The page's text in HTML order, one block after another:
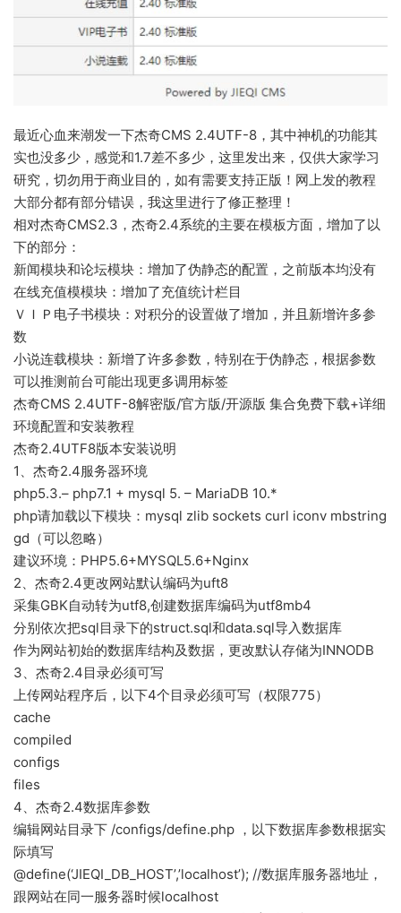
最近心血来潮发一下杰奇CMS 2.4UTF-8，其中神机的功能其
实也没多少，感觉和1.7差不多少，这里发出来，仅供大家学习
研究，切勿用于商业目的，如有需要支持正版！网上发的教程
大部分都有部分错误，我这里进行了修正整理！
相对杰奇CMS2.3，杰奇2.4系统的主要在模板方面，增加了以
下的部分：
新闻模块和论坛模块：增加了伪静态的配置，之前版本均没有
在线充值模模块：增加了充值统计栏目
ＶＩＰ电子书模块：对积分的设置做了增加，并且新增许多参
数
小说连载模块：新增了许多参数，特别在于伪静态，根据参数
可以推测前台可能出现更多调用标签
杰奇CMS 2.4UTF-8解密版/官方版/开源版 集合免费下载+详细
环境配置和安装教程
杰奇2.4UTF8版本安装说明
1、杰奇2.4服务器环境
php5.3.– php7.1 + mysql 5. – MariaDB 10.*
php请加载以下模块：mysql zlib sockets curl iconv mbstring
gd（可以忽略）
建议环境：PHP5.6+MYSQL5.6+Nginx
2、杰奇2.4更改网站默认编码为uft8
采集GBK自动转为utf8,创建数据库编码为utf8mb4
分别依次把sql目录下的struct.sql和data.sql导入数据库
作为网站初始的数据库结构及数据，更改默认存储为INNODB
3、杰奇2.4目录必须可写
上传网站程序后，以下4个目录必须可写（权限775）
cache
compiled
configs
files
4、杰奇2.4数据库参数
编辑网站目录下 /configs/define.php ，以下数据库参数根据实
际填写
@define(‘JIEQI_DB_HOST’,’localhost’); //数据库服务器地址，
跟网站在同一服务器时候localhost